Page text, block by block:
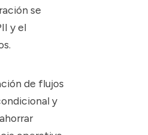
se
y el
de flujos
y